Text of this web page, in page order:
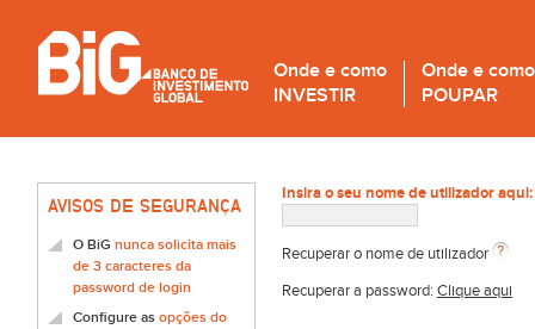
Onde e como
INVESTIR
Onde e como
POUPAR
AVISOS DE SEGURANÇA
O BiG nunca solicita mais
de 3 caracteres da
password de login
Configure as opções do
Insira o seu nome de utilizador aqui:
Recuperar o nome de utilizador
Recuperar a password: Clique aqui